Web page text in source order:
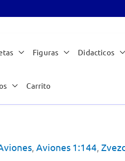
Figuras Didacticos
Carrito
, Aviones 1:144,